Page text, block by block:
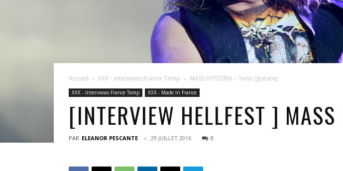
Accueil XXX - Interviews France Temp MASS HYSTERIA – Yann (guitare)
XXX - Interviews France Temp XXX - Made In France
[INTERVIEW HELLFEST ]
PAR ELEANOR PESCANTE 29 JUILLET 2016 0